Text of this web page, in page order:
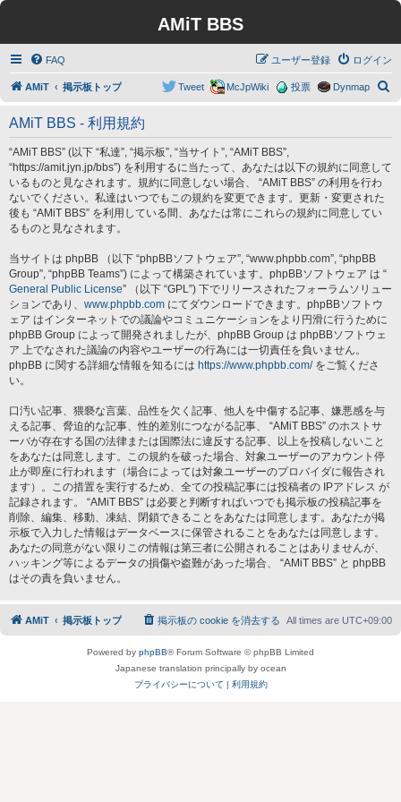
AMiT BBS
FAQ ログイン
ユーザー登録
AMiT 掲示板トップ Dynmap
投票
McJpWiki
Tweet
AMiT BBS - 利用規約
“AMiT BBS” (以下 “私達”, “掲示板”, “当サイト”, “AMiT BBS”,
“https://amit.jyn.jp/bbs”) を利用するに当たって、あなたは以下の規約に同意して
いるものと見なされます。規約に同意しない場合、 “AMiT BBS” の利用を行わ
ないでください。私達はいつでもこの規約を変更できます。更新・変更された
後も “AMiT BBS” を利用している間、あなたは常にこれらの規約に同意してい
るものと見なされます。
当サイトは phpBB （以下 “phpBBソフトウェア”, “www.phpbb.com”, “phpBB
Group”, “phpBB Teams”) によって構築されています。phpBBソフトウェア は “
General Public License” （以下 “GPL”) 下でリリースされたフォーラムソリュー
ションであり、 www.phpbb.com にてダウンロードできます。phpBBソフトウ
ェア はインターネットでの議論やコミュニケーションをより円滑に行うために
phpBB Group によって開発されましたが、phpBB Group は phpBBソフトウェ
ア 上でなされた議論の内容やユーザーの行為には一切責任を負いません。
phpBB に関する詳細な情報を知るには https://www.phpbb.com/をご覧くださ
い。
口汚い記事、猥褻な言葉、品性を欠く記事、他人を中傷する記事、嫌悪感を与
える記事、脅迫的な記事、性的差別につながる記事、 “AMiT BBS” のホストサ
ーバが存在する国の法律または国際法に違反する記事、以上を投稿しないこと
をあなたは同意します。この規約を破った場合、対象ユーザーのアカウント停
止が即座に行われます（場合によっては対象ユーザーのプロバイダに報告され
ます）。この措置を実行するため、全ての投稿記事には投稿者の IPアドレス が
記録されます。 “AMiT BBS” は必要と判断すればいつでも掲示板の投稿記事を
削除、編集、移動、凍結、閉鎖できることをあなたは同意します。あなたが掲
示板で入力した情報はデータベースに保管されることをあなたは同意します。
あなたの同意がない限りこの情報は第三者に公開されることはありませんが、
ハッキング等によるデータの損傷や盗難があった場合、 “AMiT BBS” と phpBB
はその責を負いません。
AMiT 掲示板トップ All times are UTC+09:00
掲示板の cookie を消去する
Powered by phpBB® Forum Software © phpBB Limited
Japanese translation principally by ocean
プライバシーについて | 利用規約